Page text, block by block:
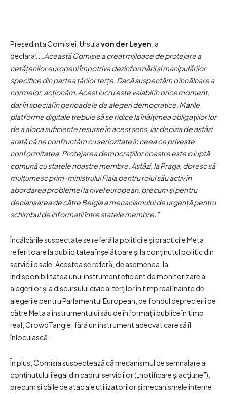
Președinta Comisiei, Ursulavon der Leyen , a
declarat: „Această Comisie a creat mijloace de protejare a
cetățenilor europeni împotriva dezinformării și manipulărilor
specifice din partea țărilor terțe. Dacă suspectăm o încălcare a
normelor, acționăm. Acest lucru este valabil în orice moment,
dar în special în perioadele de alegeri democratice. Marile
platforme digitale trebuie să se ridice la înălțimea obligațiilor lor
de a aloca suficiente resurse în acest sens, iar decizia de astăzi
arată că ne confruntăm cu seriozitate în ceea ce privește
conformitatea. Protejarea democrațiilor noastre este o luptă
comună cu statele noastre membre. Astăzi, la Praga, doresc să
mulțumesc prim-ministrului Fiala pentru rolul său activ în
abordarea problemei la nivel european, precum și pentru
declanșarea de către Belgia a mecanismului de urgență pentru
schimbul de informații între statele membre.”
Încălcările suspectate se referă la politicile și practicile Meta
referitoare la publicitatea înșelătoare și la conținutul politic din
serviciile sale. Acestea se referă, de asemenea, la
indisponibilitatea unui instrument eficient de monitorizare a
alegerilor și a discursului civic al terților în timp real înainte de
alegerile pentru Parlamentul European, pe fondul deprecierii de
către Meta a instrumentului său de informații publice în timp
real, CrowdTangle, fără un instrument adecvat care să îl
înlocuiască.
În plus, Comisia suspectează că mecanismul de semnalare a
conținutului ilegal din cadrul serviciilor („notificare și acțiune”),
precum și căile de atac ale utilizatorilor și mecanismele interne